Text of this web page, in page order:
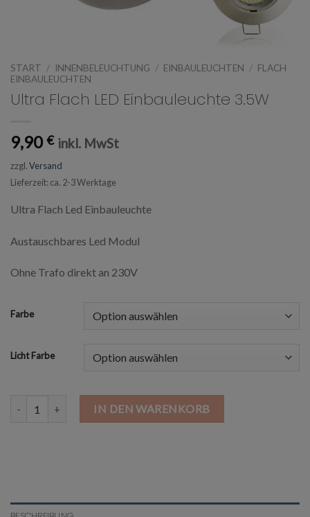
START / INNENBELEUCHTUNG / EINBAULEUCHTEN / FLACH
EINBAULEUCHTEN
Ultra Flach LED Einbauleuchte 3.5W
9,90 € inkl. MwSt
zzgl.Versand
Lieferzeit: ca. 2-3 Werktage
Ultra Flach Led Einbauleuchte
Austauschbares Led Modul
Ohne Trafo direkt an 230V
Farbe
Licht Farbe
Ultra Flach LED Einbauleuchte 3.5W Menge
IN DEN WARENKORB